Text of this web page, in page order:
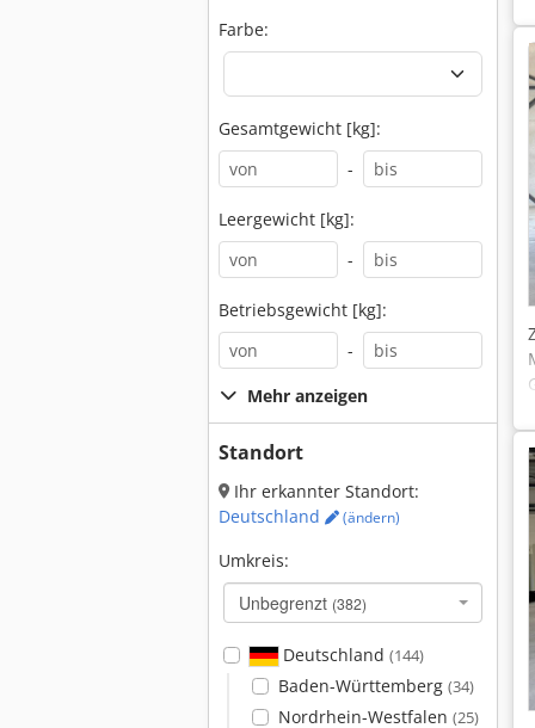
Farbe:
Gesamtgewicht [kg]:
-
Leergewicht [kg]:
-
Betriebsgewicht [kg]:
-
Mehr anzeigen
Standort
Ihr erkannter Standort:
Deutschland
(ändern)
Umkreis:
Unbegrenzt (382)
Deutschland (144)
Baden-Württemberg (34)
Nordrhein-Westfalen (25)